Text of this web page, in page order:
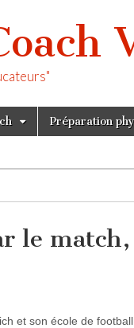
Préparation
le
et son école de